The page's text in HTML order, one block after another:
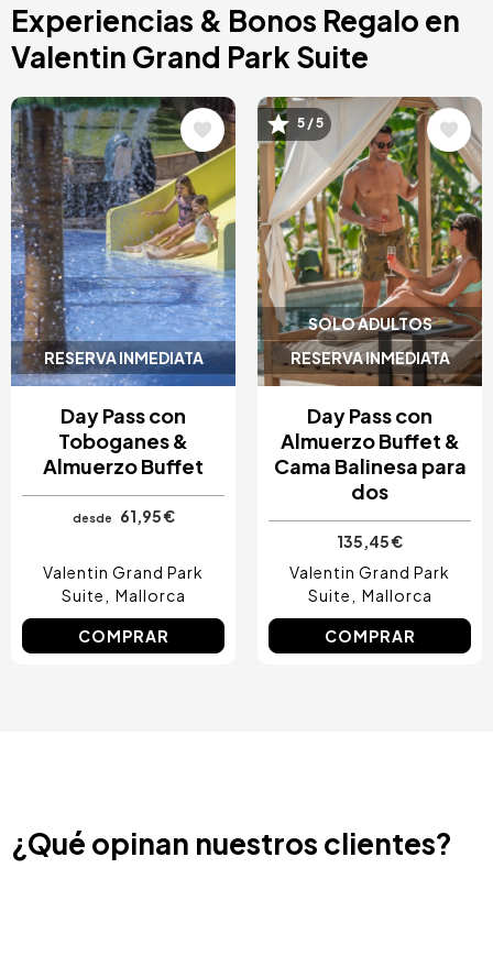
Bilbao, España
Cancún, México
Ámsterdam, Países Bajos
Experiencias & Bonos Regalo en
Valentin Grand Park Suite
RESERVA INMEDIATA
Image
Day Pass con
Toboganes &
Almuerzo Buffet
desde 61,95 €
Valentin Grand Park
Suite
Mallorca
COMPRAR
SOLO ADULTOS
RESERVA INMEDIATA
Image
5 / 5
Day Pass con
Almuerzo Buffet &
Cama Balinesa para
dos
135,45 €
Valentin Grand Park
Suite
Mallorca
COMPRAR
¿Qué opinan nuestros clientes?